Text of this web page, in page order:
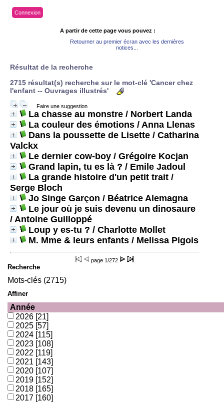
Connexion
A partir de cette page vous pouvez :
Retourner au premier écran avec les dernières
notices...
Résultat de la recherche
2715 résultat(s) recherche sur le mot-clé 'Cancer chez
l'enfant -- Ouvrages illustrés'
Faire une suggestion
La chasse au monstre / Norbert Landa
La couleur des émotions / Anna Llenas
Dans la poussette de Lisette / Catharina
Valckx
Le dernier cow-boy / Grégoire Kocjan
Grand lapin, tu es là ? / Emile Jadoul
La grande histoire d'un petit trait /
Serge Bloch
Jo Singe Garçon / Béatrice Alemagna
Le jour où je suis devenu un dinosaure
/ Antoine Guilloppé
Loup y es-tu ? / Charlotte Mollet
M. Mme & leurs enfants / Melissa Pigois
page 1/272
Recherche
Mots-clés (2715)
Affiner
Année
2026 [21]
2025 [57]
2024 [115]
2023 [108]
2022 [119]
2021 [143]
2020 [107]
2019 [152]
2018 [165]
2017 [160]